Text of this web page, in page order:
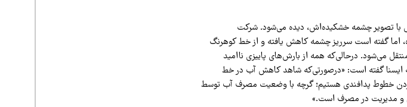
با تصویر چشمه خشکیده‌اش، دیده می‌شود. شرکت
اما گفته است سرریز چشمه کاهش یافته و از خط کوهرنگ
منتقل می‌شود. درحالی‌که همه از بارش‌های پاییزی ناامید
ایسنا گفته است: «درصورتی‌که شاهد کاهش آب در خط
خطوط پدافندی هستیم؛ گرچه با وضعیت مصرف آب توسط
و مدیریت در مصرف است.»